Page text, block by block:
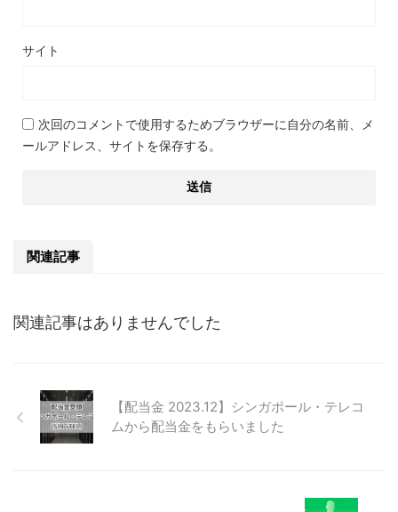
サイト
次回のコメントで使用するためブラウザーに自分の名前、メ
ールアドレス、サイトを保存する。
関連記事
関連記事はありませんでした
【配当金 2023.12】シンガポール・テレコ
ムから配当金をもらいました